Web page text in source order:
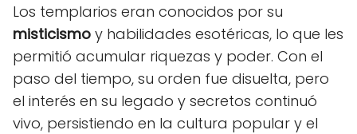
Los templarios eran conocidos por su
misticismo y habilidades esotéricas, lo que les
permitió acumular riquezas y poder. Con el
paso del tiempo, su orden fue disuelta, pero
el interés en su legado y secretos continuó
vivo, persistiendo en la cultura popular y el